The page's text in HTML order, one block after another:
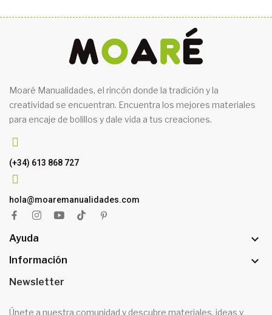
Moaré Manualidades, el rincón donde la tradición y la
creatividad se encuentran. Encuentra los mejores materiales
para encaje de bolillos y dale vida a tus creaciones.
(+34) 613 868 727
hola@moaremanualidades.com
Ayuda 
Información 
Newsletter
Únete a nuestra comunidad y descubre materiales, ideas y